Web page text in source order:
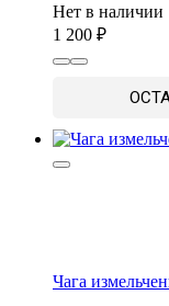
Нет в наличии
1 200
Чага